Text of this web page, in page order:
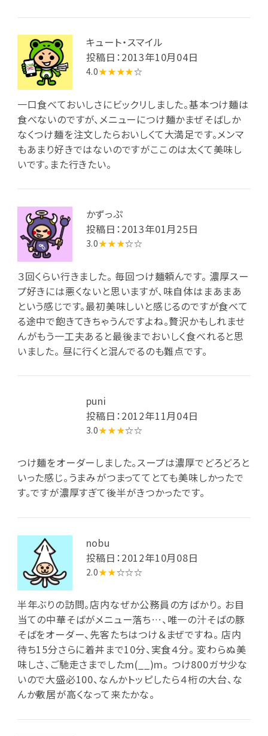
キュート・スマイル
投稿日：2013年10月04日
4.0★★★★☆
一口食べておいしさにビックリしました。基本つけ麺は
食べないのですが、メニューにつけ麺かまぜそばしか
なくつけ麺を注文したらおいしくて大満足です。メンマ
もあまり好きではないのですがここのは太くて美味し
いです。また行きたい。
かずっぷ
投稿日：2013年01月25日
3.0★★★☆☆
３回くらい行きました。 毎回つけ麺頼んです。 濃厚スー
プ好きには悪くないと思いますが、味自体はまあまあ
という感じです。最初美味しいと感じるのですが食べて
る途中で飽きてきちゃうんですよね。贅沢かもしれませ
んがもう一工夫あると最後までおいしく食べれると思
いました。 昼に行くと混んでるのも難点です。
puni
投稿日：2012年11月04日
3.0★★★☆☆
つけ麺をオーダーしました。スープは濃厚でどろどろと
いった感じ。うまみがつまっててとても美味しかったで
す。ですが濃厚すぎて後半がきつかったです。
nobu
投稿日：2012年10月08日
2.0★★☆☆☆
半年ぶりの訪問。店内なぜか公務員の方ばかり。 お目
当ての中華そばがメニュー落ち…、唯一の汁そばの豚
そばをオーダー、先客たちはつけ＆まぜですね。 店内
待ち15分さらに着丼まで10分、実食４分。 変わらぬ美
味しさ、ご馳走さまでしたm(__)m。 つけ800ガサ少な
いので大盛必100、なんかトッピしたら４桁の大台、な
んか敷居が高くなって来たかな。